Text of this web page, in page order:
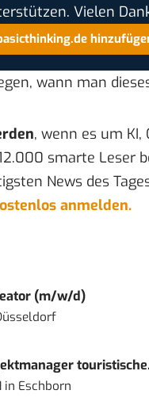
Vielen
wann man
, wenn es um KI,
smarte Leser
News des
anmelden.
(m/w/d)
in Eschborn